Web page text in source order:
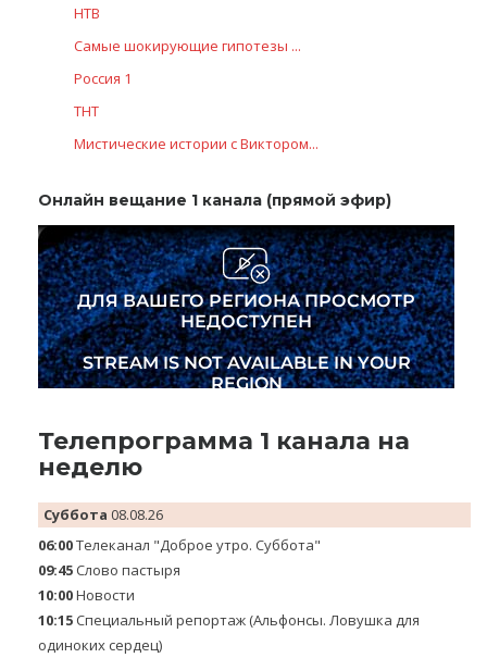
НТВ
Самые шoкиpующие гипотезы ...
Россия 1
ТНТ
Мистические истории с Виктором...
Онлайн вещание 1 канала (прямой эфир)
Телепрограмма 1 канала на
неделю
Суббота 08.08.26
06:00Телеканал "Доброе утро. Суббота"
09:45Слово пастыря
10:00Новости
10:15Специальный репортаж (Альфонсы. Ловушка для
одиноких сердец)